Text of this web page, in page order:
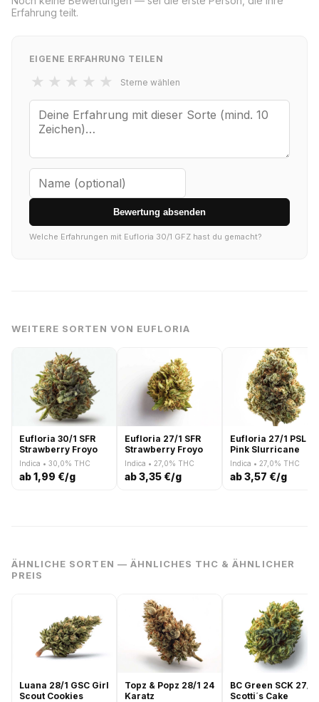
Erfahrung teilt.
EIGENE ERFAHRUNG TEILEN
★ ★ ★ ★ ★ Sterne wählen
Bewertung absenden
Welche Erfahrungen mit Eufloria 30/1 GFZ hast du gemacht?
WEITERE SORTEN VON EUFLORIA
Eufloria 30/1 SFR
Strawberry Froyo
Indica • 30,0% THC
ab 1,99 €/g
Eufloria 27/1 SFR
Strawberry Froyo
Indica • 27,0% THC
ab 3,35 €/g
Eufloria 27/1 PSL
Pink Slurricane
Indica • 27,0% THC
ab 3,57 €/g
ÄHNLICHE SORTEN — ÄHNLICHES THC & ÄHNLICHER
PREIS
Luana 28/1 GSC Girl
Scout Cookies
Topz & Popz 28/1 24
Karatz
BC Green SCK 27/1
Scotti´s Cake